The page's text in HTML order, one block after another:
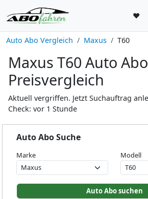
♥
Auto Abo Vergleich Maxus T60
Maxus T60 Auto
Preisvergleich
Aktuell vergriffen. Jetzt Suchauftrag
Check: vor 1 Stunde
Auto Abo Suche
Marke Modell